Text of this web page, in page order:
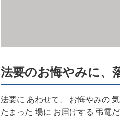
法要のお悔やみに、
法要に あわせて、 お悔やみの
たまった 場に お届けする 弔電